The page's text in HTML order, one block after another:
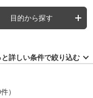
目的から探す
と詳しい条件で絞り込む
）